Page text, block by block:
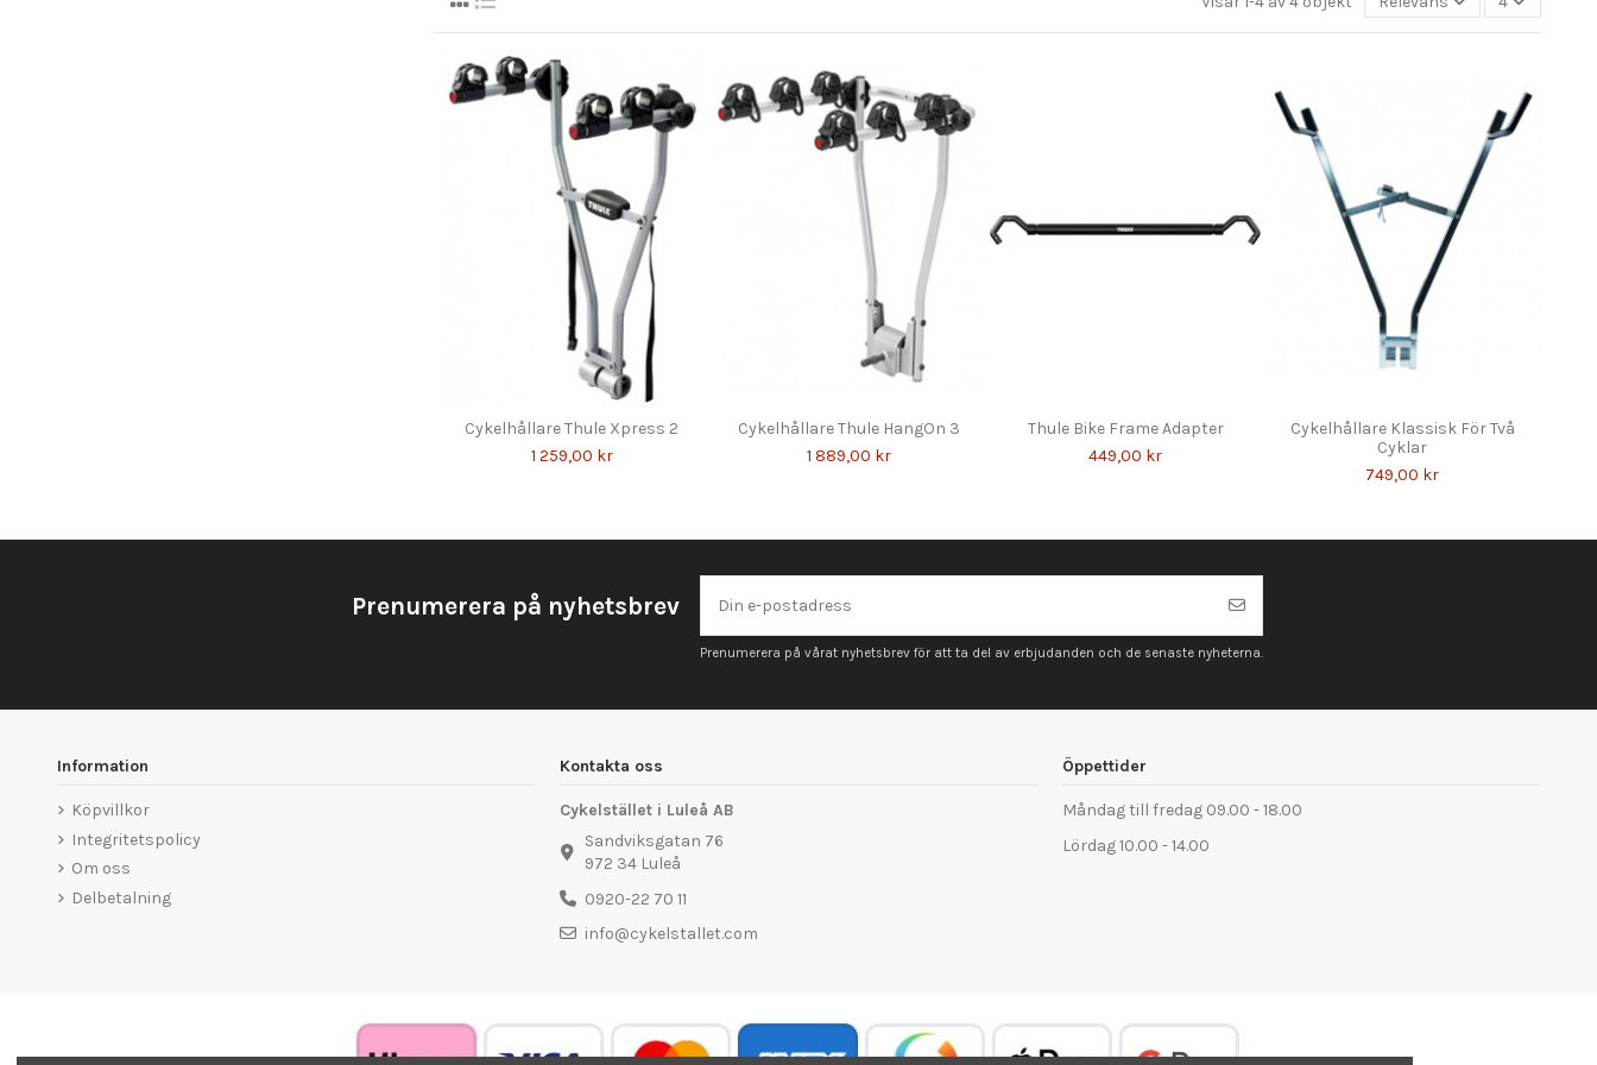
Cykelhållare Thule Xpress 2
1 259,00 kr
Cykelhållare Thule HangOn 3
1 889,00 kr
Thule Bike Frame Adapter
449,00 kr
Cykelhållare Klassisk För Två
Cyklar
749,00 kr
Prenumerera på nyhetsbrev
Prenumerera på vårat nyhetsbrev för att ta del av erbjudanden och de senaste nyheterna.
Information
Köpvillkor
Integritetspolicy
Om oss
Delbetalning
Kontakta oss
Cykelstället i Luleå AB
Sandviksgatan 76
972 34 Luleå
0920-22 70 11
info@cykelstallet.com
Öppettider
Måndag till fredag 09.00 - 18.00
Lördag 10.00 - 14.00